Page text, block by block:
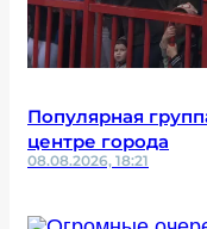
Популярная
центре города
08.08.2026, 18:21